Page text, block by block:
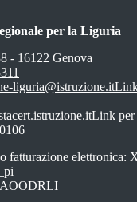
per la Liguria
- 16122 Genova
liguria@istruzione.it
Link per
fatturazione elettronica: